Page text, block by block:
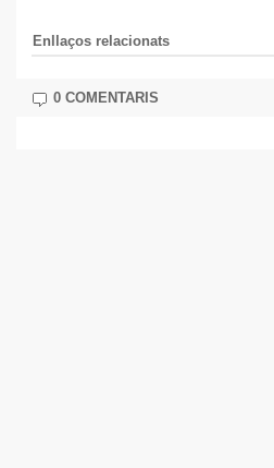
Enllaços relacionats
0 COMENTARIS